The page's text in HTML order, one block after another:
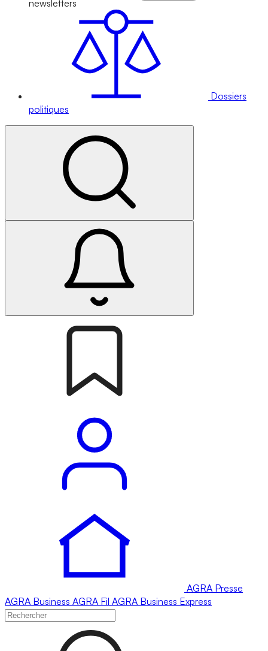
newsletters
Dossiers
politiques
AGRA Presse
AGRA Business AGRA Fil AGRA Business Express